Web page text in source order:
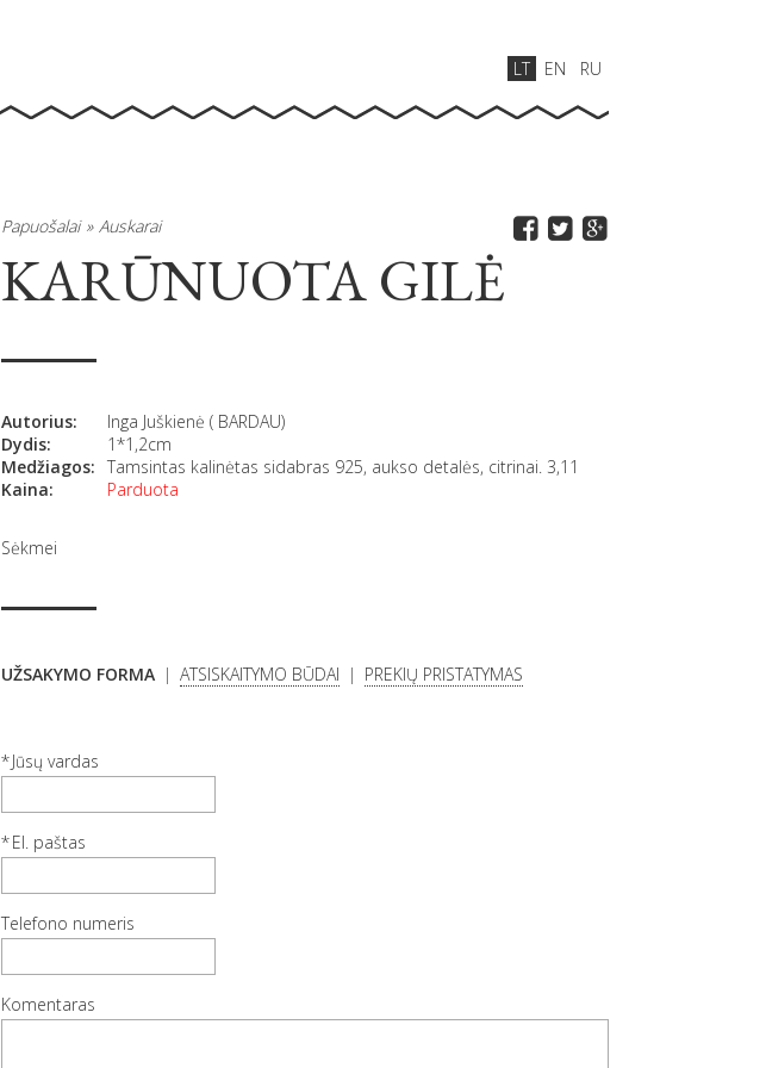
LT EN RU
Papuošalai Auskarai
KARŪNUOTA GILĖ
Autorius:
Inga Juškienė ( BARDAU)
Dydis:
1*1,2cm
Medžiagos: Tamsintas kalinėtas sidabras 925, aukso detalės, citrinai. 3,11
Kaina:
Parduota
Sėkmei
UŽSAKYMO FORMA ATSISKAITYMO BŪDAI PREKIŲ PRISTATYMAS
Jūsų vardas
El. paštas
Telefono numeris
Komentaras